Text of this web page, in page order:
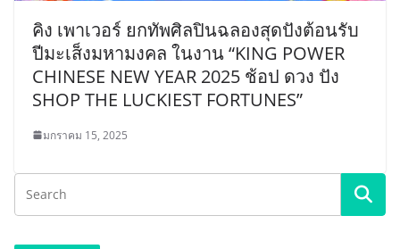
คิง เพาเวอร์ ยกทัพศิลปินฉลองสุดปังต้อนรับ
ปีมะเส็งมหามงคล ในงาน “KING POWER
CHINESE NEW YEAR 2025 ช้อป ดวง ปัง
SHOP THE LUCKIEST FORTUNES”
มกราคม 15, 2025